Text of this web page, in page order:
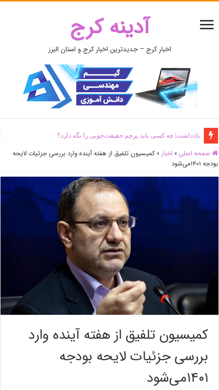
آدینه کرج
اخبار کرج – جدیدترین اخبار کرج و استان البرز
یادداشت| ‌چه کسی باید پرچم حقیقت‌جویی را نگه دارد؟
صفحه اصلی » اخبار » کمیسیون تلفیق از هفته‌ آینده وارد بررسی جزئیات لایحه
بودجه ۱۴۰۱می‌شود
کمیسیون تلفیق از هفته‌ آینده وارد
بررسی جزئیات لایحه بودجه
۱۴۰۱می‌شود